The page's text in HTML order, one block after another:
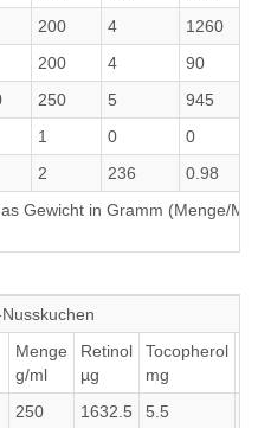
200 4 1260
200 4 90
250 5 945
1 0 0
2 236 0.98
Gewicht in Gramm (Menge/
Menge
g/ml
Retinol
µg
Tocopherol
mg
250 1632.5 5.5